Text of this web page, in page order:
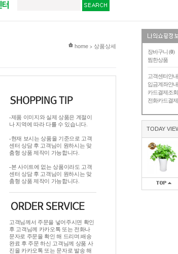
장바구니 (0)
찜한상품
고객센터안내
입금계좌안내
카드결제조회
전화카드결제
TODAY
현재 위치
home > 상품상세
-제품 이미지와 실제 상품은 계절이
나 지역에 따라 다를 수 있습니다.
-현재 보시는 상품을 기준으로 고객
센터 상담 후 고객님이 원하시는 맞
춤형 상품 제작이 가능합니다.
-본 사이트에 없는 상품이라도 고객
센터 상담 후 고객님이 원하시는 맞
춤형 상품 제작이 가능합니다.
고객님께서 주문을 넣어주시면 확인
후 고객님께 카카오톡 또는 전화나
문자로 주문을 확인 해 드리며.배송
완료 후 주문 하신 고객님께 상품 사
진을 카카오톡 또는 문자로 발송 해